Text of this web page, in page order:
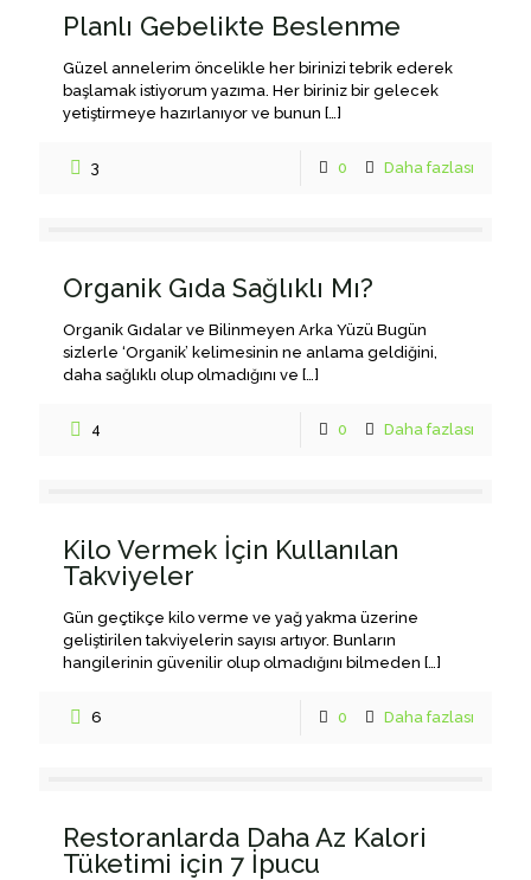
Planlı Gebelikte Beslenme
Güzel annelerim öncelikle her birinizi tebrik ederek
başlamak istiyorum yazıma. Her biriniz bir gelecek
yetiştirmeye hazırlanıyor ve bunun […]
3 0 Daha fazlası
Organik Gıda Sağlıklı Mı?
Organik Gıdalar ve Bilinmeyen Arka Yüzü Bugün
sizlerle ‘Organik’ kelimesinin ne anlama geldiğini,
daha sağlıklı olup olmadığını ve […]
4 0 Daha fazlası
Kilo Vermek İçin Kullanılan
Takviyeler
Gün geçtikçe kilo verme ve yağ yakma üzerine
geliştirilen takviyelerin sayısı artıyor. Bunların
hangilerinin güvenilir olup olmadığını bilmeden […]
6 0 Daha fazlası
Restoranlarda Daha Az Kalori
Tüketimi için 7 İpucu